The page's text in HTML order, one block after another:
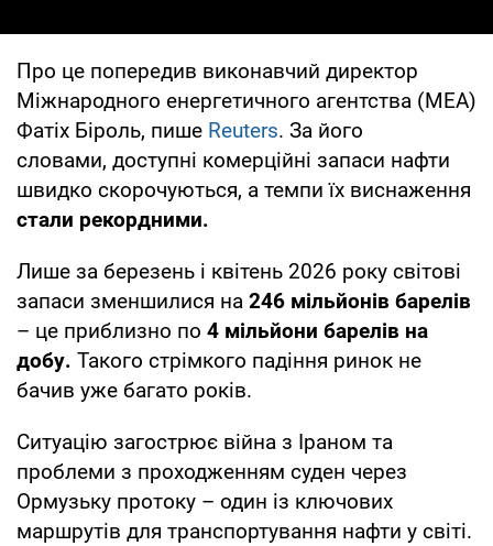
Про це попередив виконавчий директор
Міжнародного енергетичного агентства (МЕА)
Фатіх Біроль, пише Reuters. За його
словами, доступні комерційні запаси нафти
швидко скорочуються, а темпи їх виснаження
стали рекордними.
Лише за березень і квітень 2026 року світові
запаси зменшилися на 246 мільйонів барелів
– це приблизно по 4 мільйони барелів на
добу. Такого стрімкого падіння ринок не
бачив уже багато років.
Ситуацію загострює війна з Іраном та
проблеми з проходженням суден через
Ормузьку протоку – один із ключових
маршрутів для транспортування нафти у світі.